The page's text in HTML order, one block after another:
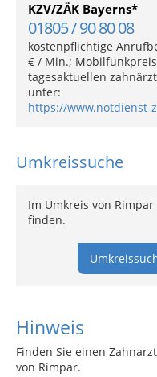
KZV/ZÄK Bayerns*
01805 / 90 80 08
kostenpflichtige
€ / Min.;
tagesaktuellen
unter:
https://www.notdienst-
Umkreissuche
Im Umkreis von
finden.
Hinweis
Finden Sie einen
von Rimpar.